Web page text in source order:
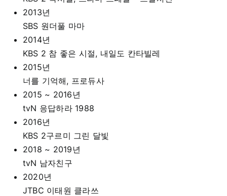
2013년
SBS 원더풀 마마
2014년
KBS 2 참 좋은 시절, 내일도 칸타빌레
2015년
너를 기억해, 프로듀사
2015 ~ 2016년
tvN 응답하라 1988
2016년
KBS 2구르미 그린 달빛
2018 ~ 2019년
tvN 남자친구
2020년
JTBC 이태원 클라쓰